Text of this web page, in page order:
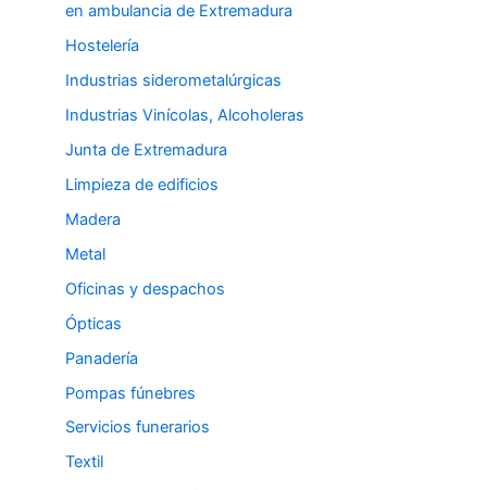
en ambulancia de Extremadura
Hostelería
Industrias siderometalúrgicas
Industrias Vinícolas, Alcoholeras
Junta de Extremadura
Limpieza de edificios
Madera
Metal
Oficinas y despachos
Ópticas
Panadería
Pompas fúnebres
Servicios funerarios
Textil